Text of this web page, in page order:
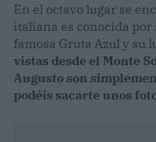
En el octavo lugar se
italiana es conocida por
famosa Gruta Azul y su
vistas desde el Monte
Augusto son
podéis sacarte unos